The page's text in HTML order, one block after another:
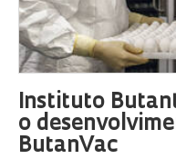
Instituto
o
ButanVac